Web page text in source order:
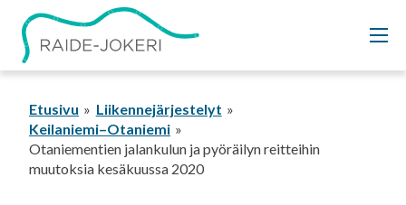
Siirry
sisältöön
Etusivu
Liikennejärjestelyt
Keilaniemi–Otaniemi
Otaniementien jalankulun ja pyöräilyn reitteihin
muutoksia kesäkuussa 2020